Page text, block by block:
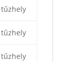
tűzhely
tűzhely
tűzhely